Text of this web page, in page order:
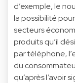
d’exemple, le
la possibilité
secteurs
produits qu’il
par téléphone,
du
qu’après l’avoir